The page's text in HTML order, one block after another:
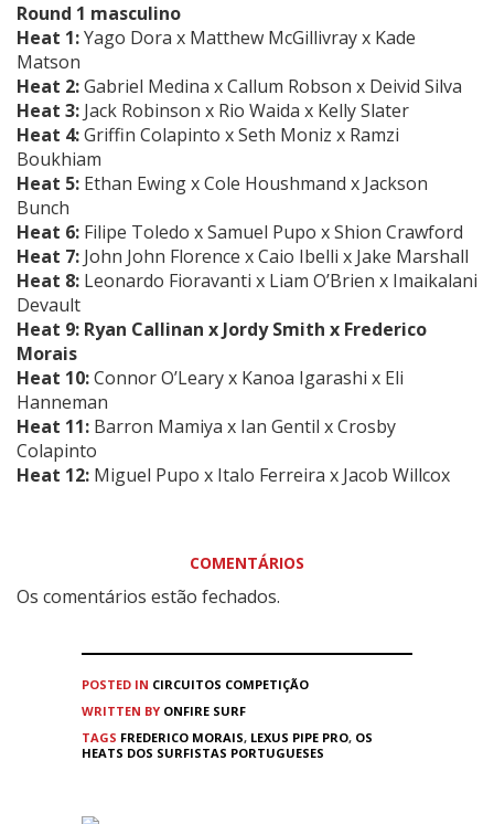
Round 1 masculino
Heat 1:Yago Dora x Matthew McGillivray x Kade
Matson
Heat 2:Gabriel Medina x Callum Robson x Deivid Silva
Heat 3: Jack Robinson x Rio Waida x Kelly Slater
Heat 4:Griffin Colapinto x Seth Moniz x Ramzi
Boukhiam
Heat 5: Ethan Ewing x Cole Houshmand x Jackson
Bunch
Heat 6: Filipe Toledo x Samuel Pupo x Shion Crawford
Heat 7: John John Florence x Caio Ibelli x Jake Marshall
Heat 8: Leonardo Fioravanti x Liam O’Brien x Imaikalani
Devault
Heat 9: Ryan Callinan x Jordy Smith x Frederico
Morais
Heat 10:Connor O’Leary x Kanoa Igarashi x Eli
Hanneman
Heat 11: Barron Mamiya x Ian Gentil x Crosby
Colapinto
Heat 12: Miguel Pupo x Italo Ferreira x Jacob Willcox
COMENTÁRIOS
Os comentários estão fechados.
POSTED IN CIRCUITOS COMPETIÇÃO
WRITTEN BY ONFIRE SURF
TAGS FREDERICO MORAIS, LEXUS PIPE PRO, OS
HEATS DOS SURFISTAS PORTUGUESES